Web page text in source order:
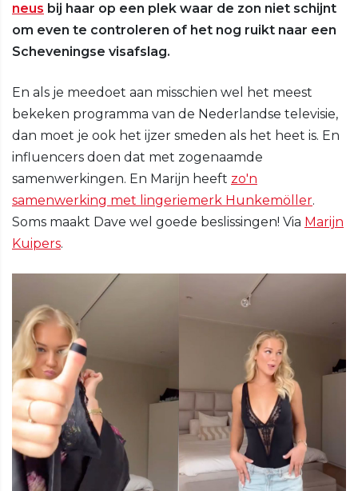
neus bij haar op een plek waar de zon niet schijnt
om even te controleren of het nog ruikt naar een
Scheveningse visafslag.
En als je meedoet aan misschien wel het meest
bekeken programma van de Nederlandse televisie,
dan moet je ook het ijzer smeden als het heet is. En
influencers doen dat met zogenaamde
samenwerkingen. En Marijn heeft zo'n
samenwerking met lingeriemerk Hunkemöller.
Soms maakt Dave wel goede beslissingen! Via Marijn
Kuipers.